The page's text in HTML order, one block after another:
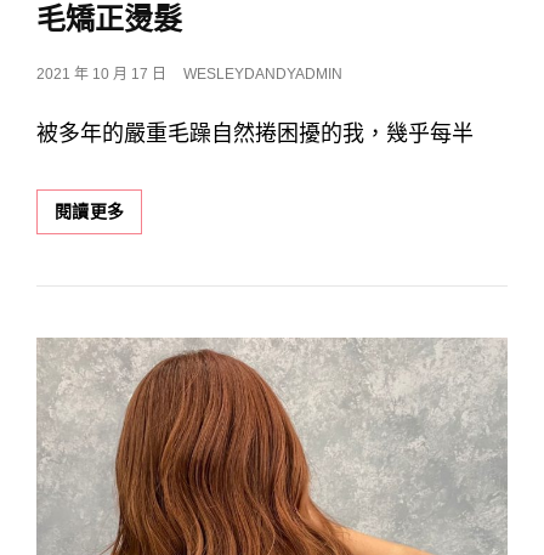
身
調
髮
用
仔
細
服
品
質
毛矯正燙髮
POSTED
2021 年 10 月 17 日 WESLEYDANDYADMIN
被多年的嚴重毛躁自然捲困擾的我，幾乎每半
閱讀更多毛
躁
然
救
星！
柔
順
自
然
的
專
業